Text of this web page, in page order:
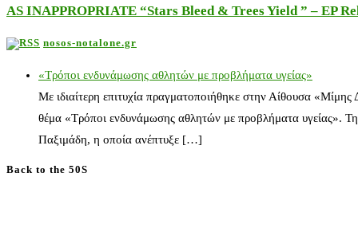
AS INAPPROPRIATE “Stars Bleed & Trees Yield ” – EP
nosos-notalone.gr
«Τρόποι ενδυνάμωσης αθλητών με προβλήματα υγείας»
Με ιδιαίτερη επιτυχία πραγματοποιήθηκε στην Αίθουσα
θέμα «Τρόποι ενδυνάμωσης αθλητών με προβλήματα υγείας».
Παξιμάδη, η οποία ανέπτυξε […]
Back to the 50S